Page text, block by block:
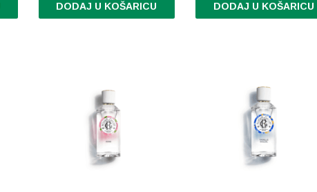
DODAJ U KOŠARICU DODAJ U KOŠARICU